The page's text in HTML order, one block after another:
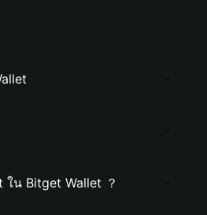
ใน Bitget Wallet ？